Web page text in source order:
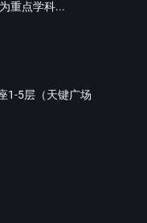
重点学科...
1-5层（天键广场